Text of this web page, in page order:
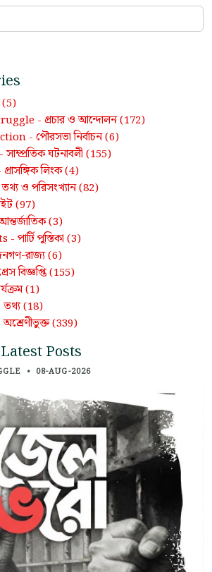
(5)
- প্রচার ও আন্দোলন(172)
- পৌরসভা নির্বাচন(6)
সাম্প্রতিক ঘটনাবলী (155)
প্রাসঙ্গিক লিংক(4)
তথ্য ও পরিসংখ্যান(82)
(97)
(3)
- পার্টি পুস্তিকা (3)
রাজ্য(6)
বিজ্ঞপ্তি(155)
(1)
তথ্য(18)
অশ্রেণীভুক্ত(339)
Latest Posts
• 08-AUG-2026